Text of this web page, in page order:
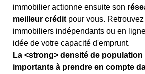
immobilier actionne ensuite son
meilleur crédit pour vous.
immobiliers indépendants ou en
idée de votre capacité d'emprunt.
La <strong> densité de
importants à prendre en compte